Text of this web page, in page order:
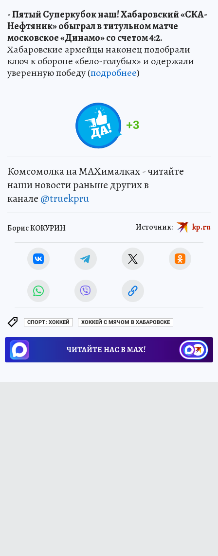
- Пятый Суперкубок наш! Хабаровский «СКА-
Нефтяник» обыграл в титульном матче
московское «Динамо» со счетом 4:2.
Хабаровские армейцы наконец подобрали
ключ к обороне «бело-голубых» и одержали
уверенную победу (подробнее)
+3
Комсомолка на MAXималках - читайте
наши новости раньше других в
канале @truekpru
Борис КОКУРИН Источник: kp.ru
СПОРТ: ХОККЕЙ ХОККЕЙ С МЯЧОМ В ХАБАРОВСКЕ
ЧИТАЙТЕ НАС В МАХ!